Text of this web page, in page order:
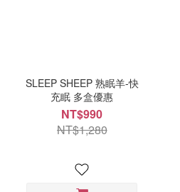
SLEEP SHEEP 熟眠羊-快
充眠 多盒優惠
NT$990
NT$1,280